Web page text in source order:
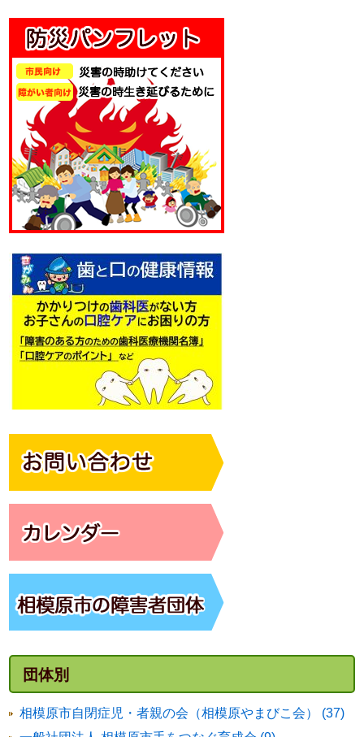
団体別
相模原市自閉症児・者親の会（相模原やまびこ会） (37)